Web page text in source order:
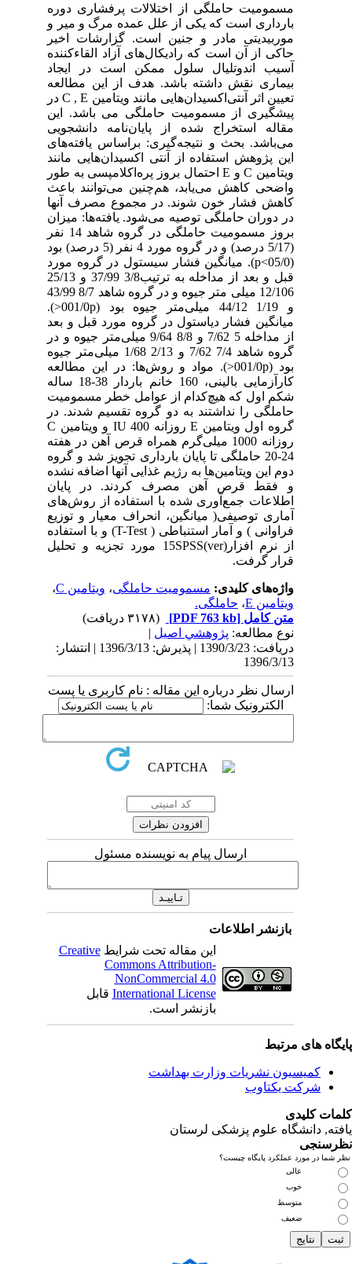
مسمومیت حاملگی از اختلالات پرفشاری دوره
بارداری است که یکی از علل عمده مرگ و میر و
موربیدیتی مادر و جنین است. گزارشات اخیر
حاکی از آن است که رادیکال‌های آزاد القاء‌کننده
آسیب اندوتلیال سلول ممکن است در ایجاد
بیماری نقش داشته باشد. هدف از این مطالعه
تعیین اثر آنتی‌اکسیدان‌هایی مانند ویتامین C , E در
پیشگیری از مسمومیت حاملگی می باشد. این
مقاله استخراج شده از پایان‌نامه دانشجویی
می‌باشد. بحث و نتیجه‌گیری: براساس یافته‌های
این پژوهش استفاده از آنتی اکسیدان‌هایی مانند
ویتامین C و E احتمال بروز پره‌اکلامپسی به طور
واضحی کاهش می‌یابد، هم‌چنین می‌توانند باعث
کاهش فشار خون شوند. در مجموع مصرف آنها
در دوران حاملگی توصیه می‌شود. یافته‌ها: میزان
بروز مسمومیت حاملگی در گروه شاهد 14 نفر
(5/17 درصد) و در گروه مورد 4 نفر (5 درصد) بود
(05/0>p). میانگین فشار سیستول در گروه مورد
قبل و بعد از مداخله به ترتیب3/8 37/99 و 25/13
12/106 میلی متر جیوه و در گروه شاهد 8/7 43/99
و 1/19 44/12 میلی‌متر جیوه بود (001/0p<).
میانگین فشار دیاستول در گروه مورد قبل و بعد
از مداخله 5 7/62 و 8/8 9/64 میلی‌متر جیوه و در
گروه شاهد 7/4 7/62 و 2/13 1/68 میلی‌متر جیوه
بود (001/0p<). مواد و روش‌ها: در این مطالعه
کارآزمایی بالینی، 160 خانم باردار 38-18 ساله
شکم اول که هیچ‌کدام از عوامل خطر مسمومیت
حاملگی را نداشتند به دو گروه تقسیم شدند. در
گروه اول ویتامین E روزانه IU 400 و ویتامین C
روزانه 1000 میلی‌گرم همراه قرص آهن در هفته
24-20 حاملگی تا پایان بارداری تجویز شد و گروه
دوم این ویتامین‌ها به رژیم غذایی آنها اضافه نشده
و فقط قرص آهن مصرف کردند. در پایان
اطلاعات جمع‌آوری شده با استفاده از روش‌های
آماری توصیفی( میانگین، انحراف معیار و توزیع
فراوانی ) و آمار استنباطی ( T-Test) و با استفاده
از نرم افزار(15SPSS(ver مورد تجزیه و تحلیل
قرار گرفت.
واژه‌های کلیدی:مسمومیت حاملگی،ویتامین C
،
ویتامین E
،حاملگی.
متن کامل[PDF 763 kb]
نوع مطالعه:پژوهشي اصیل|
دریافت: 1390/3/23 | پذیرش: 1396/3/13 | انتشار:
1396/3/13
ارسال نظر درباره این مقاله : نام کاربری یا پست
الکترونیک شما:
ارسال پیام به نویسنده مسئول
بازنشر اطلاعات
این مقاله تحت شرایطCreative
Commons Attribution-
NonCommercial 4.0
International Licenseقابل
بازنشر است.
های مرتبط
کمیسیون نشریات وزارت بهداشت
شرکت یکتاوب
کلیدی
, دانشگاه علوم پزشکی لرستان
شما در مورد عملکرد پایگاه چیست؟
عالی
خوب
متوسط
ضعیف